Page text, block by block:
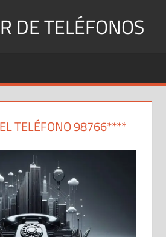
DE TELÉFONOS
TELÉFONO 98766****